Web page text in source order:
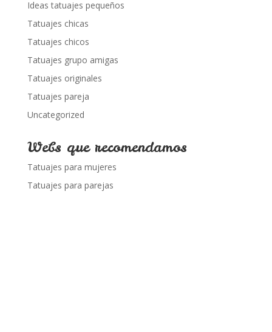
Ideas tatuajes pequeños
Tatuajes chicas
Tatuajes chicos
Tatuajes grupo amigas
Tatuajes originales
Tatuajes pareja
Uncategorized
Webs que recomendamos
Tatuajes para mujeres
Tatuajes para parejas